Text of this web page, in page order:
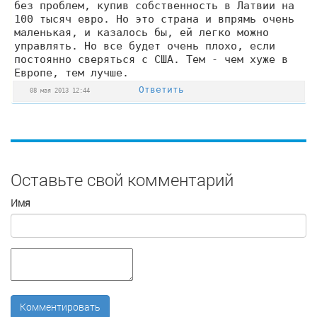
без проблем, купив собственность в Латвии на
100 тысяч евро. Но это страна и впрямь очень
маленькая, и казалось бы, ей легко можно
управлять. Но все будет очень плохо, если
постоянно сверяться с США. Тем - чем хуже в
Европе, тем лучше.
08 мая 2013 12:44 Ответить
Оставьте свой комментарий
Имя
Комментировать